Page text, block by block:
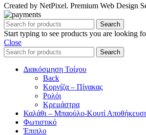
Created by NetPixel. Premium Web Design
Search
Start typing to see products you are looking
Close
Search
Διακόσμηση Τοίχου
Back
Κορνίζα – Πίνακας
Ρολόι
Κρεμάστρα
Καλάθι – Μπαούλο-Κουτί
Φωτιστικό
Έπιπλο